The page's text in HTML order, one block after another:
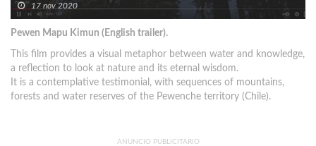
17 nov 2020
Pewen Mapu Kimun (English trailer).
This film provides a visual metaphor between water and knowledge,
a reflection to look at nature and its eternal wisdom.
It is a contemplative testimonial, with sequences of mountains,
forests and water reserves of the Pewenche territory (Chile).
ANUNCIO PUBLICITARIO